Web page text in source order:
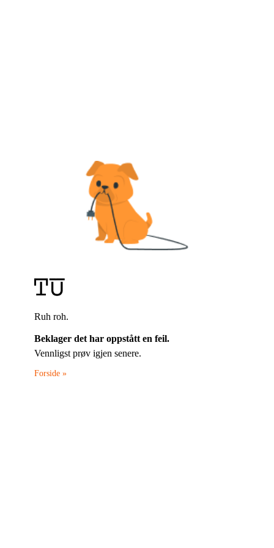
Ruh roh.
Beklager det har oppstått en feil.
Vennligst prøv igjen senere.
Forside »